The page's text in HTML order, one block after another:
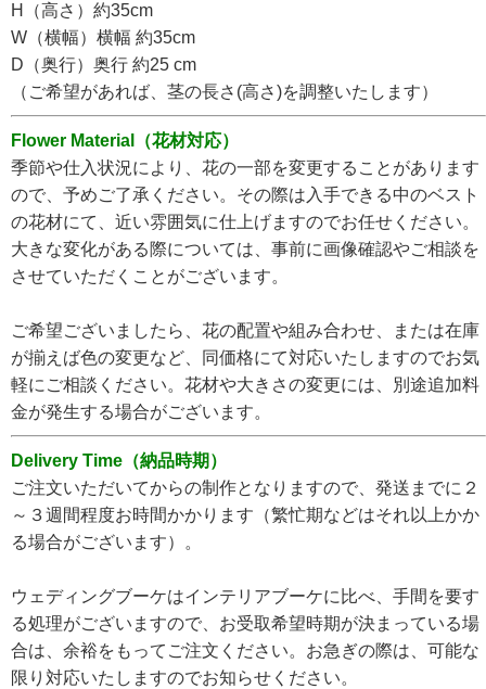
H（高さ） 約35cm
W（横幅） 横幅 約35cm
D（奥行） 奥行 約25 cm
（ご希望があれば、茎の長さ(高さ)を調整いたします）
Flower Material（花材対応）
季節や仕入状況により、花の一部を変更することがあります
ので、予めご了承ください。その際は入手できる中のベスト
の花材にて、近い雰囲気に仕上げますのでお任せください。
大きな変化がある際については、事前に画像確認やご相談を
させていただくことがございます。
ご希望ございましたら、花の配置や組み合わせ、または在庫
が揃えば色の変更など、同価格にて対応いたしますのでお気
軽にご相談ください。花材や大きさの変更には、別途追加料
金が発生する場合がございます。
Delivery Time（納品時期）
ご注文いただいてからの制作となりますので、発送までに２
～３週間程度お時間かかります（繁忙期などはそれ以上かか
る場合がございます）。
ウェディングブーケはインテリアブーケに比べ、手間を要す
る処理がございますので、お受取希望時期が決まっている場
合は、余裕をもってご注文ください。 お急ぎの際は、可能な
限り対応いたしますのでお知らせください。